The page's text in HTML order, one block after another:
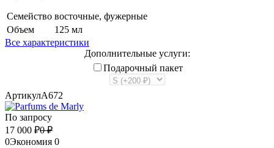
Семейство восточные, фужерные
Объем
125 мл
Все характеристики
Дополнительные услуги:
Подарочный пакет
АртикулA672
По запросу
17 000 ₽0 ₽
0Экономия 0